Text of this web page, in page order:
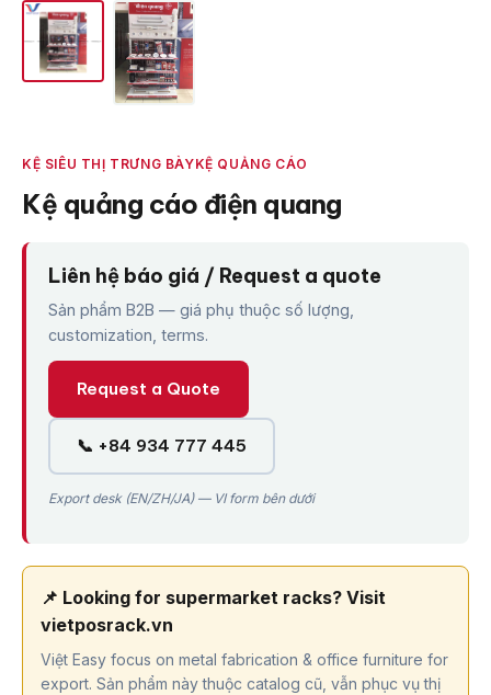
KỆ SIÊU THỊ TRƯNG BÀYKỆ QUẢNG CÁO
Kệ quảng cáo điện quang
Liên hệ báo giá / Request a quote
Sản phẩm B2B — giá phụ thuộc số lượng,
customization, terms.
Request a Quote
📞 +84 934 777 445
Export desk (EN/ZH/JA) — VI form bên dưới
📌 Looking for supermarket racks? Visit
vietposrack.vn
Việt Easy focus on metal fabrication & office furniture for
export. Sản phẩm này thuộc catalog cũ, vẫn phục vụ thị